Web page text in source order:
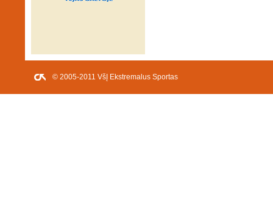
© 2005-2011 VšĮ Ekstremalus Sportas